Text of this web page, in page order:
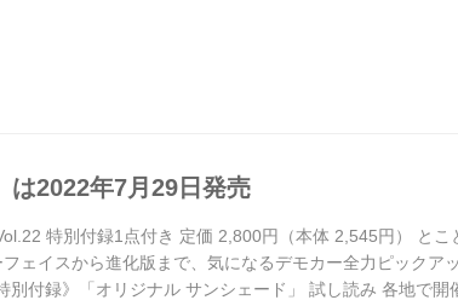
ーに向き合うさまざまなオーナーの...
は2022年7月29日発売
特別付録1点付き 定価 2,800円（本体 2,545円） とこ
ェイスから進化版まで、気になるデモカー全力ピックア
付録》「オリジナル サンシェード」 試し読み 各地で開